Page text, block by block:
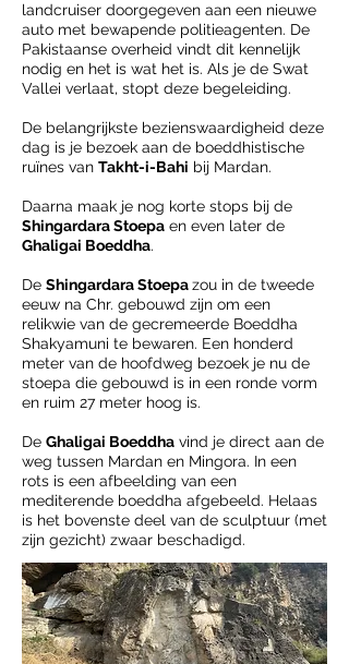
landcruiser doorgegeven aan een nieuwe
auto met bewapende politieagenten. De
Pakistaanse overheid vindt dit kennelijk
nodig en het is wat het is. Als je de Swat
Vallei verlaat, stopt deze begeleiding.
De belangrijkste bezienswaardigheid deze
dag is je bezoek aan de boeddhistische
ruïnes van Takht-i-Bahi bij Mardan.
Daarna maak je nog korte stops bij de
Shingardara Stoepa en even later de
Ghaligai Boeddha.
De Shingardara Stoepazou in de tweede
eeuw na Chr. gebouwd zijn om een
relikwie van de gecremeerde Boeddha
Shakyamuni te bewaren. Een honderd
meter van de hoofdweg bezoek je nu de
stoepa die gebouwd is in een ronde vorm
en ruim 27 meter hoog is.
De Ghaligai Boeddha vind je direct aan de
weg tussen Mardan en Mingora. In een
rots is een afbeelding van een
mediterende boeddha afgebeeld. Helaas
is het bovenste deel van de sculptuur (met
zijn gezicht) zwaar beschadigd.